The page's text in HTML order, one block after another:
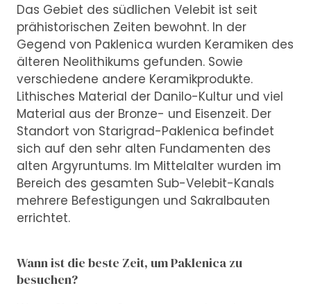
Das Gebiet des südlichen Velebit ist seit
prähistorischen Zeiten bewohnt. In der
Gegend von Paklenica wurden Keramiken des
älteren Neolithikums gefunden. Sowie
verschiedene andere Keramikprodukte.
Lithisches Material der Danilo-Kultur und viel
Material aus der Bronze- und Eisenzeit. Der
Standort von Starigrad-Paklenica befindet
sich auf den sehr alten Fundamenten des
alten Argyruntums. Im Mittelalter wurden im
Bereich des gesamten Sub-Velebit-Kanals
mehrere Befestigungen und Sakralbauten
errichtet.
Wann ist die beste Zeit, um Paklenica zu
besuchen?